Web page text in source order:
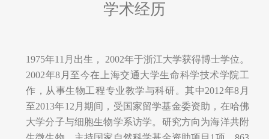
学术经历
1975年11月出生， 2002年于浙江大学获得博士学位。
2002年8月至今在上海交通大学生命科学技术学院工
作，从事生物工程专业教学与科研。其中2012年8月
至2013年12月期间，受国家留学基金委资助，在哈佛
大学分子与细胞生物学系访学。研究方向为海洋共附